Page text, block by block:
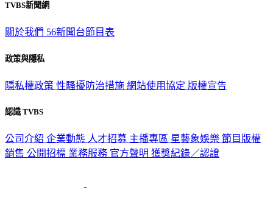
TVBS新聞網
關於我們 56新聞台節目表
政策與隱私
隱私權政策 性騷擾防治措施 網站使用協定 版權宣告
認識 TVBS
公司介紹 企業動態 人才招募 主播專區 星藝象娛樂 節目版權
銷售 公開招標 業務服務 官方聲明 獲獎紀錄／認證